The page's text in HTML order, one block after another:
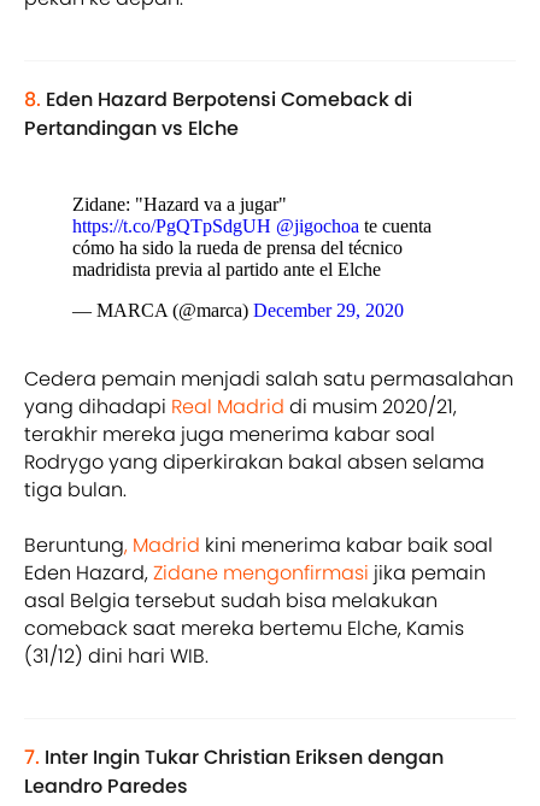
8. Eden Hazard Berpotensi Comeback di
Pertandingan vs Elche
Zidane: "Hazard va a jugar"
https://t.co/PgQTpSdgUH @jigochoa te cuenta
cómo ha sido la rueda de prensa del técnico
madridista previa al partido ante el Elche
— MARCA (@marca) December 29, 2020
Cedera pemain menjadi salah satu permasalahan
yang dihadapi Real Madrid di musim 2020/21,
terakhir mereka juga menerima kabar soal
Rodrygo yang diperkirakan bakal absen selama
tiga bulan.
Beruntung, Madrid kini menerima kabar baik soal
Eden Hazard,Zidane mengonfirmasi jika pemain
asal Belgia tersebut sudah bisa melakukan
comeback saat mereka bertemu Elche, Kamis
(31/12) dini hari WIB.
7. Inter Ingin Tukar Christian Eriksen dengan
Leandro Paredes